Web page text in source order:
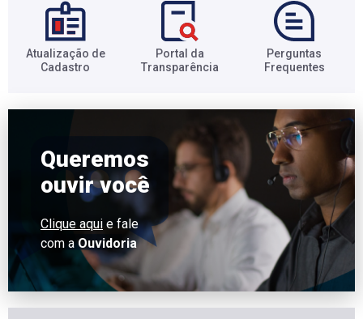
Atualização de
Cadastro​
Portal da
Transparência​
Perguntas
Frequentes​
Queremos
ouvir você
Clique aqui e fale
com aOuvidoria